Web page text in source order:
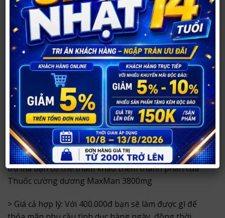
lượng cuộc sống tình dục cho bạn> Bạn hãy tham
khảo qua Tác dụng mà Thuốc cường dương MaxMan
3800mg mang lại cho bạn được những gì: Thuốc
cường dương MaxMan 3800mg làm tăng khả năng
cương cứng, kéo dài thời gian quan hệ tình dục (do bị
xuất tinh sớm) và lượng tinh dịch cũng nhiều hơn, an
toàn 100% không có tác dụng phụ nào. Khi đã đạt
kích thước mong muốn thì ngừng thuốc và Thuốc
cường dương MaxMan 3800mg vẫn đem lại kết quả
một cách an toàn và vĩnh viễn. Hiện đã có hơn 1,5
triệu hộp/lọ thuốc được bán ra trên toàn thế giới.
> Sản phẩm được chiết xuất từ những thảo dược tối
ưu mà bạn có thể tham khảo thêm thành phần của
Thuốc cường dương MaxMan 3800mg
> Giá cả hợp lý: Với 400.000đ bạn sẽ làm được gì để